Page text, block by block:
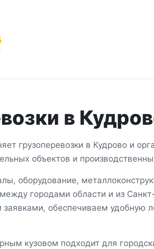
в
грузоперевозки в Кудрово и
объектов и
оборудование,
городами области и из
обеспечиваем удобную
кузовом подходит для